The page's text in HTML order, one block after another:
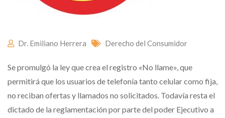
Dr. Emiliano Herrera Derecho del Consumidor
Se promulgó la ley que crea el registro «No llame», que
permitirá que los usuarios de telefonía tanto celular como fija,
no reciban ofertas y llamados no solicitados. Todavía resta el
dictado de la reglamentación por parte del poder Ejecutivo a